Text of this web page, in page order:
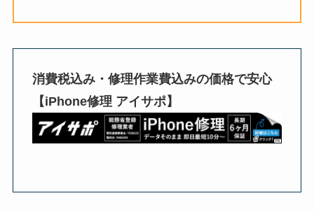
消費税込み・修理作業費込みの価格で安心
【iPhone修理 アイサポ】